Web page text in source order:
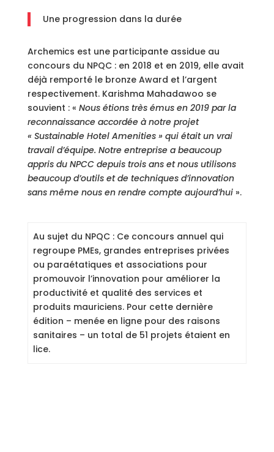
Une progression dans la durée
Archemics est une participante assidue au
concours du NPQC : en 2018 et en 2019, elle avait
déjà remporté le bronze Award et l’argent
respectivement. Karishma Mahadawoo se
souvient : « Nous étions très émus en 2019 par la
reconnaissance accordée à notre projet
« Sustainable Hotel Amenities » qui était un vrai
travail d’équipe. Notre entreprise a beaucoup
appris du NPCC depuis trois ans et nous utilisons
beaucoup d’outils et de techniques d’innovation
sans même nous en rendre compte aujourd’hui».
Au sujet du NPQC : Ce concours annuel qui
regroupe PMEs, grandes entreprises privées
ou paraétatiques et associations pour
promouvoir l’innovation pour améliorer la
productivité et qualité des services et
produits mauriciens. Pour cette dernière
édition – menée en ligne pour des raisons
sanitaires – un total de 51 projets étaient en
lice.